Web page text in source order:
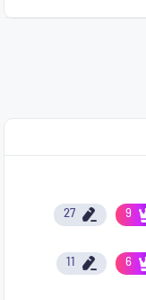
9
27
6
11